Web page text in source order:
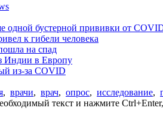
одной бустерной прививки от
к гибели человека
на спад
Индии в Европу
из-за COVID
, врачи, врач, опрос, исследование,
текст и нажмите